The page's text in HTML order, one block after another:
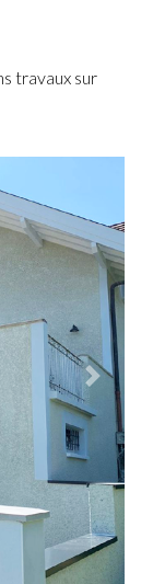
travaux sur
Suivant